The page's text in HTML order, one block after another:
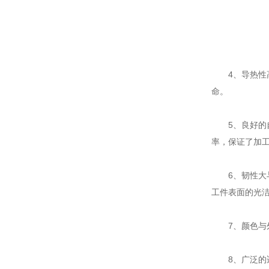
4、导热性高
命。
5、良好的
率，保证了加
6、韧性大与
工件表面的光
7、颜色与外
8、广泛的适